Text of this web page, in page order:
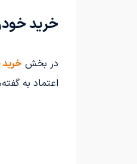
خرید
در بخش
اعتماد به